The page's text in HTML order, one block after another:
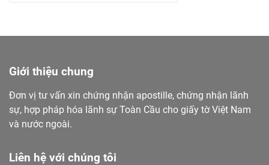
Giới thiệu chung
Đơn vị tư vấn xin chứng nhận apostille, chứng nhận lãnh
sự, hợp pháp hóa lãnh sự Toàn Cầu cho giấy tờ Việt Nam
và nước ngoài.
Liên hệ với chúng tôi